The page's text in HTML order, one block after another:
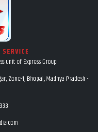
unit of Express Group.
Zone-1, Bhopal, Madhya Pradesh -